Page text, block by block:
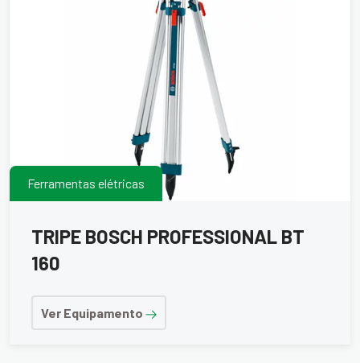
Ferramentas elétricas
TRIPE BOSCH PROFESSIONAL BT
160
Ver Equipamento